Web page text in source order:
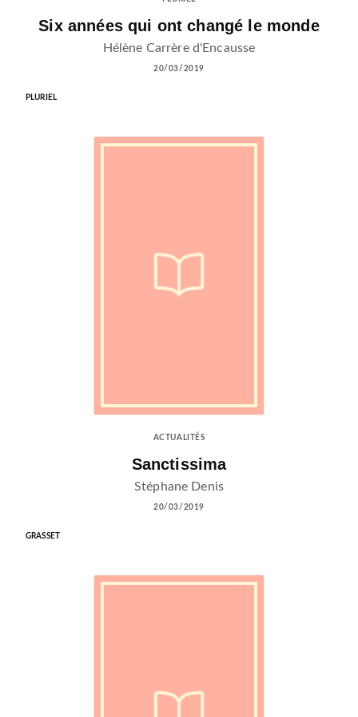
Six années qui ont changé le monde
Hélène Carrère d'Encausse
20/03/2019
PLURIEL
ACTUALITÉS
Sanctissima
Stéphane Denis
20/03/2019
GRASSET